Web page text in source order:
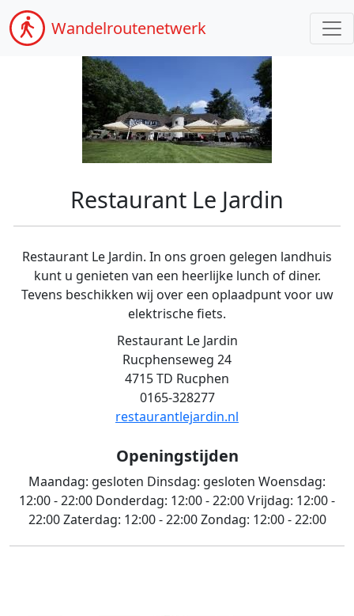
Wandelroutenetwerk
Restaurant Le Jardin
Restaurant Le Jardin. In ons groen gelegen landhuis
kunt u genieten van een heerlijke lunch of diner.
Tevens beschikken wij over een oplaadpunt voor uw
elektrische fiets.
Restaurant Le Jardin
Rucphenseweg 24
4715 TD Rucphen
0165-328277
restaurantlejardin.nl
Openingstijden
Maandag: gesloten Dinsdag: gesloten Woensdag:
12:00 - 22:00 Donderdag: 12:00 - 22:00Vrijdag: 12:00 -
22:00Zaterdag: 12:00 - 22:00Zondag: 12:00 - 22:00